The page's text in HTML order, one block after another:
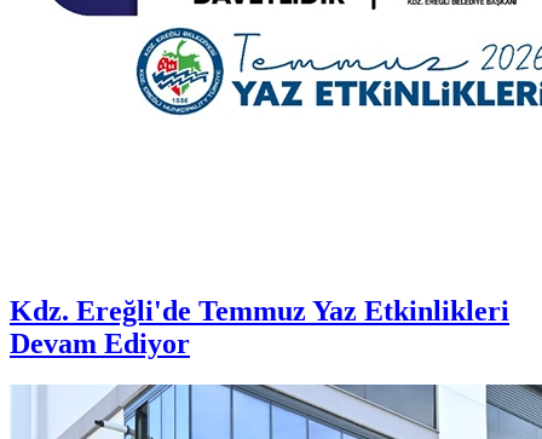
Kdz. Ereğli'de Temmuz Yaz Etkinlikleri
Devam Ediyor